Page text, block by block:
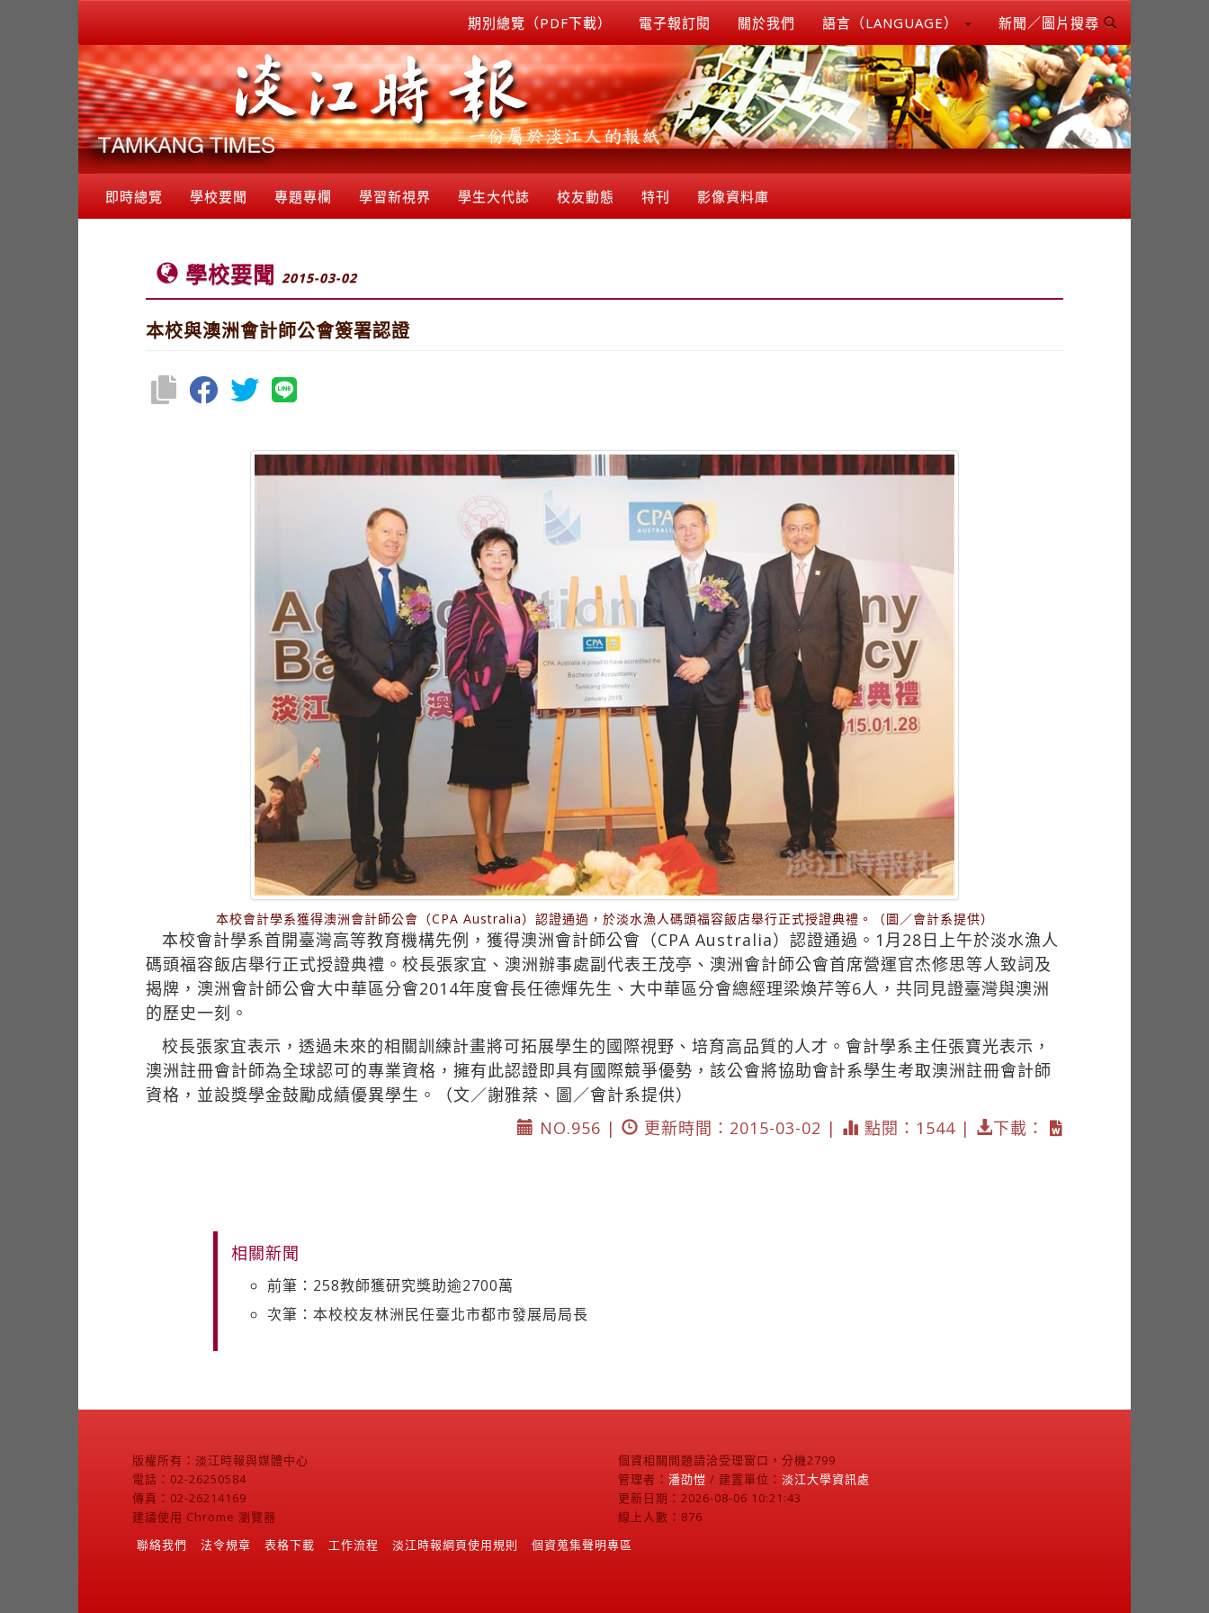
期別總覽（PDF下載） 電子報訂閱 關於我們 語言（LANGUAGE） 新聞／圖片搜尋
即時總覽 學校要聞 專題專欄 學習新視界 學生大代誌 校友動態 特刊 影像資料庫
學校要聞 2015-03-02
本校與澳洲會計師公會簽署認證
本校會計學系獲得澳洲會計師公會（CPA Australia）認證通過，於淡水漁人碼頭福容飯店舉行正式授證典禮。（圖／會計系提供）
本校會計學系首開臺灣高等教育機構先例，獲得澳洲會計師公會（CPA Australia）認證通過。1月28日上午於淡水漁人
碼頭福容飯店舉行正式授證典禮。校長張家宜、澳洲辦事處副代表王茂亭、澳洲會計師公會首席營運官杰修思等人致詞及
揭牌，澳洲會計師公會大中華區分會2014年度會長任德煇先生、大中華區分會總經理梁煥芹等6人，共同見證臺灣與澳洲
的歷史一刻。
校長張家宜表示，透過未來的相關訓練計畫將可拓展學生的國際視野、培育高品質的人才。會計學系主任張寶光表示，
澳洲註冊會計師為全球認可的專業資格，擁有此認證即具有國際競爭優勢，該公會將協助會計系學生考取澳洲註冊會計師
資格，並設獎學金鼓勵成績優異學生。（文／謝雅棻、圖／會計系提供）
NO.956 |
更新時間：2015-03-02 | 點閱：1544 | 下載：
相關新聞
前筆：258教師獲研究獎助逾2700萬
次筆：本校校友林洲民任臺北市都市發展局局長
版權所有：淡江時報與媒體中心
電話：02-26250584
傳真：02-26214169
建議使用 Chrome 瀏覽器
個資相關問題請洽受理窗口，分機2799
管理者： 潘劭愷 / 建置單位： 淡江大學資訊處
更新日期：2026-08-06 10:21:43
線上人數：876
聯絡我們
法令規章 表格下載 工作流程 淡江時報網頁使用規則 個資蒐集聲明專區